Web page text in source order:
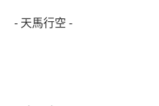
- 天馬行空 -